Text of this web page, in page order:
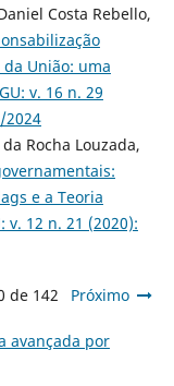
Costa Rebello,
União: uma
v. 16 n. 29
2024
Rocha Louzada,
e a Teoria
v. 12 n. 21 (2020):
de 142 Próximo
avançada por